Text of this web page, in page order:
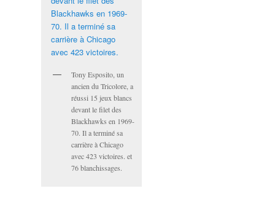
Tony Esposito, un
ancien du Tricolore, a
réussi 15 jeux blancs
devant le filet des
Blackhawks en 1969-
70. Il a terminé sa
carrière à Chicago
avec 423 victoires. et
76 blanchissages.